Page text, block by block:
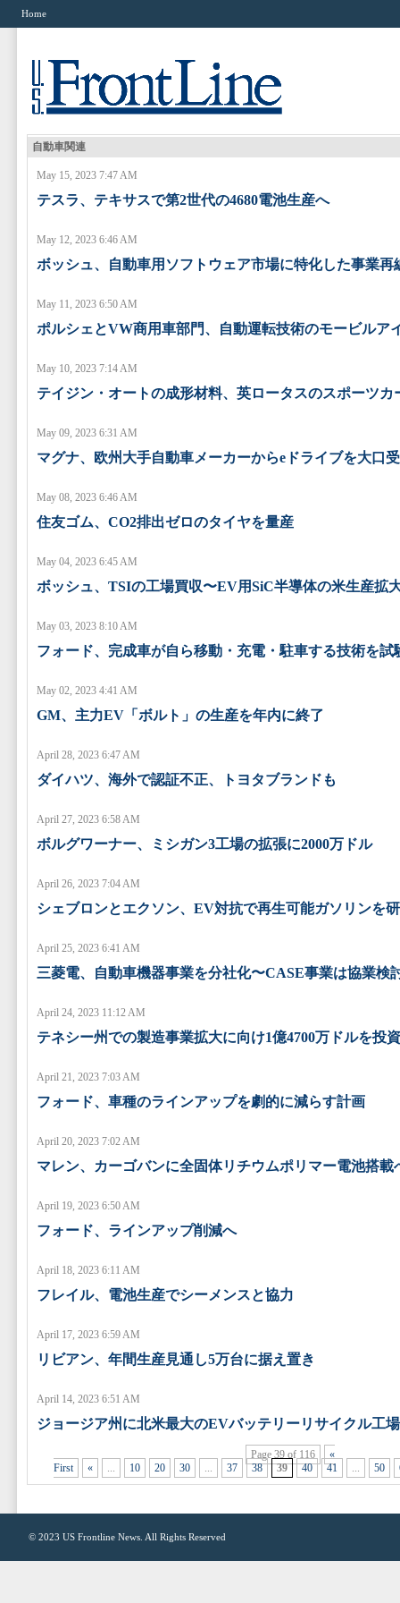
Home
自動車関連
May 15, 2023 7:47 AM
テスラ、テキサスで第2世代の4680電池生産へ
May 12, 2023 6:46 AM
ボッシュ、自動車用ソフトウェア市場に特化した事業再
May 11, 2023 6:50 AM
ポルシェとVW商用車部門、自動運転技術のモービルア
May 10, 2023 7:14 AM
テイジン・オートの成形材料、英ロータスのスポーツカ
May 09, 2023 6:31 AM
マグナ、欧州大手自動車メーカーからeドライブを大口
May 08, 2023 6:46 AM
住友ゴム、CO2排出ゼロのタイヤを量産
May 04, 2023 6:45 AM
ボッシュ、TSIの工場買収〜EV用SiC半導体の米生産拡
May 03, 2023 8:10 AM
フォード、完成車が自ら移動・充電・駐車する技術を試
May 02, 2023 4:41 AM
GM、主力EV「ボルト」の生産を年内に終了
April 28, 2023 6:47 AM
ダイハツ、海外で認証不正、トヨタブランドも
April 27, 2023 6:58 AM
ボルグワーナー、ミシガン3工場の拡張に2000万ドル
April 26, 2023 7:04 AM
シェブロンとエクソン、EV対抗で再生可能ガソリンを
April 25, 2023 6:41 AM
三菱電、自動車機器事業を分社化〜CASE事業は協業検
April 24, 2023 11:12 AM
テネシー州での製造事業拡大に向け1億4700万ドルを投資
April 21, 2023 7:03 AM
フォード、車種のラインアップを劇的に減らす計画
April 20, 2023 7:02 AM
マレン、カーゴバンに全固体リチウムポリマー電池搭載
April 19, 2023 6:50 AM
フォード、ラインアップ削減へ
April 18, 2023 6:11 AM
フレイル、電池生産でシーメンスと協力
April 17, 2023 6:59 AM
リビアン、年間生産見通し5万台に据え置き
April 14, 2023 6:51 AM
ジョージア州に北米最大のEVバッテリーリサイクル工場
Page 39 of 116
«
First
« ... 10 20 30 ... 37 38 39 40 41 ... 50
© 2023 US Frontline News . All Rights Reserved